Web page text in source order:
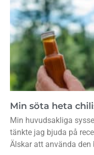
Min söta heta
Min huvudsakliga
tänkte jag bjuda på
Älskar att använda den